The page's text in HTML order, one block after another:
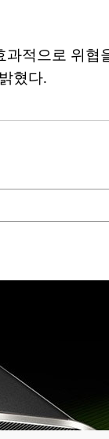
적으로 위협
혔다.